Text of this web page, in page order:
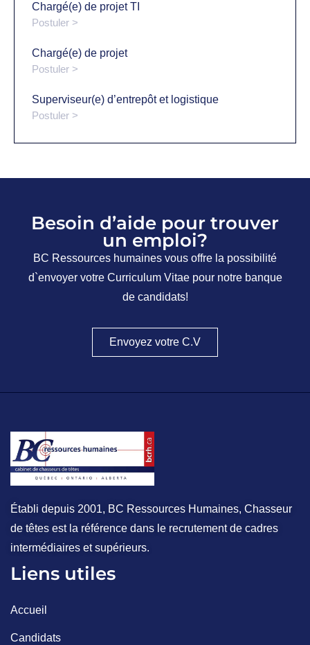
Chargé(e) de projet TI
Postuler >
Chargé(e) de projet
Postuler >
Superviseur(e) d’entrepôt et logistique
Postuler >
Besoin d’aide pour trouver
un emploi?
BC Ressources humaines vous offre la possibilité
d`envoyer votre Curriculum Vitae pour notre banque
de candidats!
Envoyez votre C.V
Établi depuis 2001, BC Ressources Humaines, Chasseur
de têtes est la référence dans le recrutement de cadres
intermédiaires et supérieurs.
Liens utiles
Accueil
Candidats